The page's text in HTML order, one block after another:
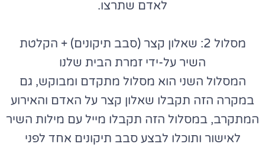
לאדם שתרצו.
מסלול 2: שאלון קצר (סבב תיקונים) + הקלטת
השיר על-ידי זמרת הבית שלנו
המסלול השני הוא מסלול מתקדם ומבוקש, גם
במקרה הזה תקבלו שאלון קצר על האדם והאירוע
המתקרב, במסלול הזה תקבלו מייל עם מילות השיר
לאישור ותוכלו לבצע סבב תיקונים אחד לפני